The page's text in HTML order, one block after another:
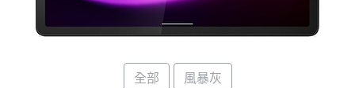
全部 風暴灰